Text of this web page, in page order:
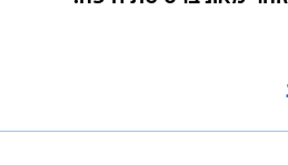
הקרובה. על כן, אין זו העת
לחשיבה ביקורתית
מהבעיה.